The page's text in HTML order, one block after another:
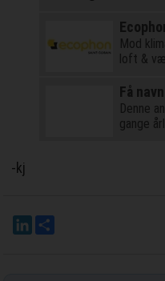
Mod
loft &
Få
Denne
gange
-kj
LinkedIn